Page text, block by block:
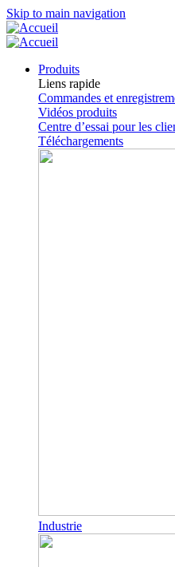
Skip to main navigation
Produits
Liens rapide
Commandes et
Vidéos produits
Centre d’essai pour les
Téléchargements
Industrie